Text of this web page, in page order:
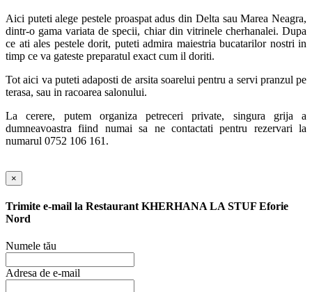
Aici puteti alege pestele proaspat adus din Delta sau Marea Neagra,
dintr-o gama variata de specii, chiar din vitrinele cherhanalei. Dupa
ce ati ales pestele dorit, puteti admira maiestria bucatarilor nostri in
timp ce va gateste preparatul exact cum il doriti.
Tot aici va puteti adaposti de arsita soarelui pentru a servi pranzul pe
terasa, sau in racoarea salonului.
La cerere, putem organiza petreceri private, singura grija a
dumneavoastra fiind numai sa ne contactati pentru rezervari la
numarul 0752 106 161.
×
Trimite e-mail la Restaurant KHERHANA LA STUF Eforie
Nord
Numele tău
Adresa de e-mail